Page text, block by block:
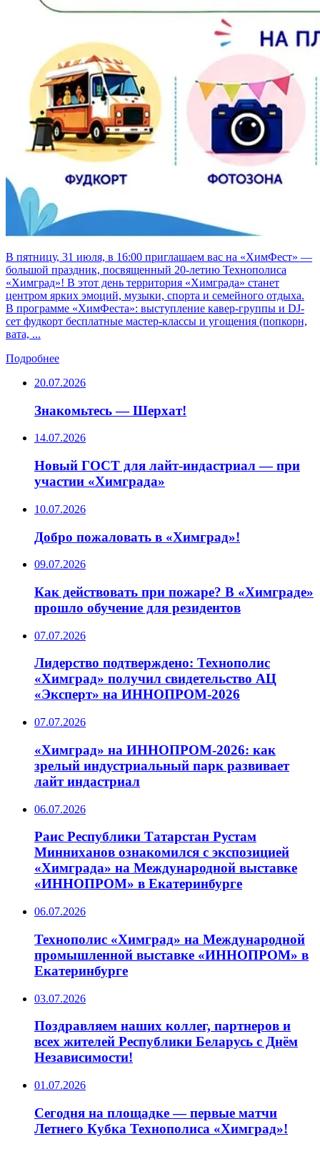
В пятницу, 31 июля, в 16:00 приглашаем вас на «ХимФест» —
большой праздник, посвященный 20-летию Технополиса
«Химград»! В этот день территория «Химграда» станет
центром ярких эмоций, музыки, спорта и семейного отдыха.
В программе «ХимФеста»: выступление кавер-группы и DJ-
сет фудкорт бесплатные мастер-классы и угощения (попкорн,
вата, ...
Подробнее
20.07.2026
Знакомьтесь — Шерхат!
14.07.2026
Новый ГОСТ для лайт-индастриал — при
участии «Химграда»
10.07.2026
Добро пожаловать в «Химград»!
09.07.2026
Как действовать при пожаре? В «Химграде»
прошло обучение для резидентов
07.07.2026
Лидерство подтверждено: Технополис
«Химград» получил свидетельство АЦ
«Эксперт» на ИННОПРОМ-2026
07.07.2026
«Химград» на ИННОПРОМ-2026: как
зрелый индустриальный парк развивает
лайт индастриал
06.07.2026
Раис Республики Татарстан Рустам
Минниханов ознакомился с экспозицией
«Химграда» на Международной выставке
«ИННОПРОМ» в Екатеринбурге
06.07.2026
Технополис «Химград» на Международной
промышленной выставке «ИННОПРОМ» в
Екатеринбурге
03.07.2026
Поздравляем наших коллег, партнеров и
всех жителей Республики Беларусь с Днём
Независимости!
01.07.2026
Сегодня на площадке — первые матчи
Летнего Кубка Технополиса «Химград»!